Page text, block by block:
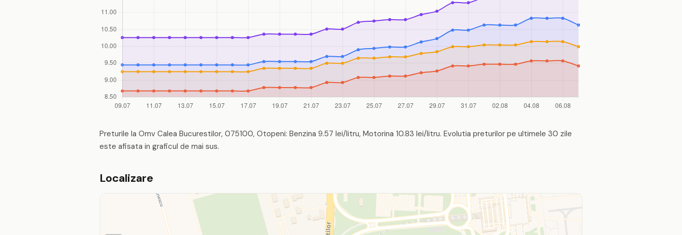
Preturile la Omv Calea Bucurestilor, 075100, Otopeni: Benzina 9.57 lei/litru, Motorina 10.83 lei/litru. Evolutia preturilor pe ultimele 30 zile
este afisata in graficul de mai sus.
Localizare